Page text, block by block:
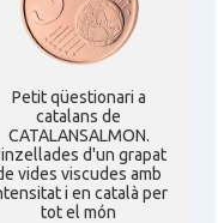
Petit qüestionari a
catalans de
CATALANSALMON.
d'un grapat
vides viscudes amb
i en català per
tot el món